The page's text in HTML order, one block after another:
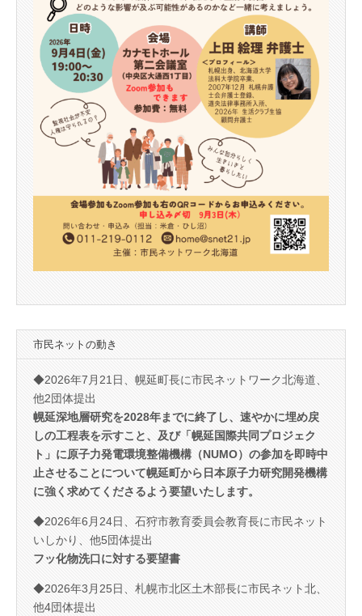
市民ネットの動き
◆2026年7月21日、幌延町長に市民ネットワーク北海道、
他2団体提出
幌延深地層研究を2028年までに終了し、速やかに埋め戻
しの工程表を示すこと、及び「幌延国際共同プロジェク
ト」に原子力発電環境整備機構（NUMO）の参加を即時中
止させることについて幌延町から日本原子力研究開発機構
に強く求めてくださるよう要望いたします。
◆2026年6月24日、石狩市教育委員会教育長に市民ネット
いしかり、他5団体提出
フッ化物洗口に対する要望書
◆2026年3月25日、札幌市北区土木部長に市民ネット北、
他4団体提出